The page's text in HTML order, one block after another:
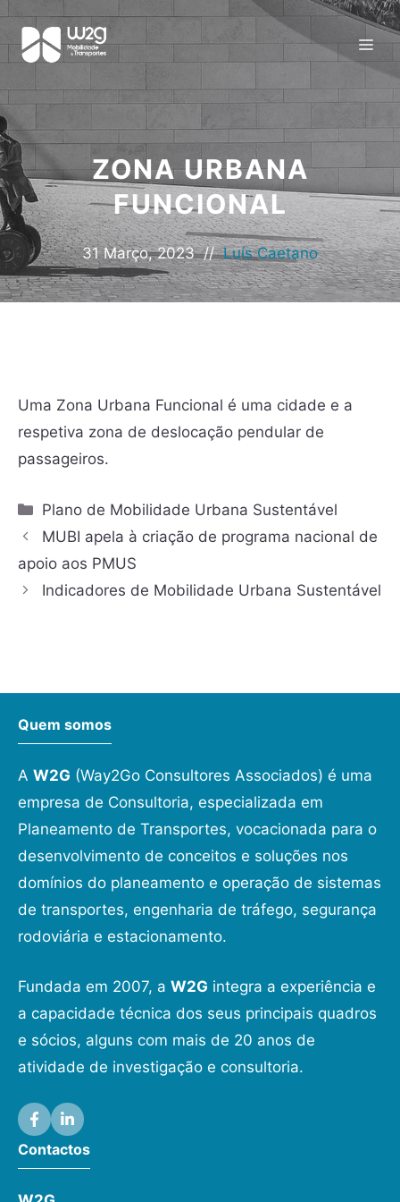
ZONA URBANA
FUNCIONAL
31 Março, 2023 // Luís Caetano
Uma Zona Urbana Funcional é uma cidade e a
respetiva zona de deslocação pendular de
passageiros.
Plano de Mobilidade Urbana Sustentável
MUBI apela à criação de programa nacional de
apoio aos PMUS
Indicadores de Mobilidade Urbana Sustentável
Quem somos
A W2G (Way2Go Consultores Associados) é uma
empresa de Consultoria, especializada em
Planeamento de Transportes, vocacionada para o
desenvolvimento de conceitos e soluções nos
domínios do planeamento e operação de sistemas
de transportes, engenharia de tráfego, segurança
rodoviária e estacionamento.
Fundada em 2007, a W2G integra a experiência e
a capacidade técnica dos seus principais quadros
e sócios, alguns com mais de 20 anos de
atividade de investigação e consultoria.
Contactos